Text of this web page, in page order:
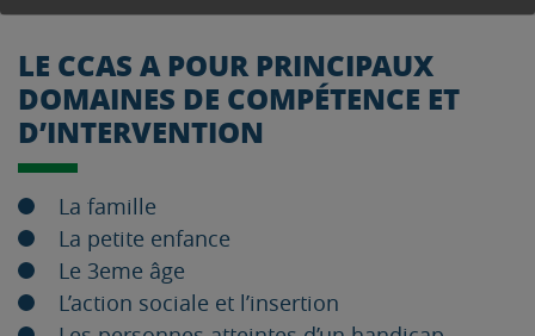
LE CCAS A POUR PRINCIPAUX
DOMAINES DE COMPÉTENCE ET
D’INTERVENTION
La famille
La petite enfance
Le 3eme âge
L’action sociale et l’insertion